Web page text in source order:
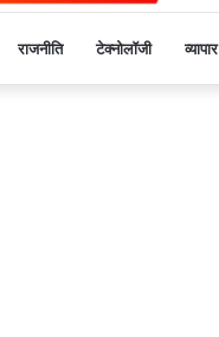
राजनीति टेक्नोलॉजी व्यापार